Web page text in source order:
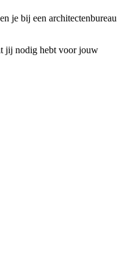
je bij een architectenbureau
jij nodig hebt voor jouw